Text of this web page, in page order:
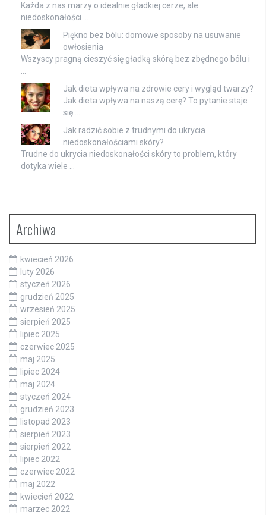
Każda z nas marzy o idealnie gładkiej cerze, ale
niedoskonałości …
Piękno bez bólu: domowe sposoby na usuwanie
owłosienia
Wszyscy pragną cieszyć się gładką skórą bez zbędnego bólu i
…
Jak dieta wpływa na zdrowie cery i wygląd twarzy?
Jak dieta wpływa na naszą cerę? To pytanie staje
się …
Jak radzić sobie z trudnymi do ukrycia
niedoskonałościami skóry?
Trudne do ukrycia niedoskonałości skóry to problem, który
dotyka wiele …
Archiwa
kwiecień 2026
luty 2026
styczeń 2026
grudzień 2025
wrzesień 2025
sierpień 2025
lipiec 2025
czerwiec 2025
maj 2025
lipiec 2024
maj 2024
styczeń 2024
grudzień 2023
listopad 2023
sierpień 2023
sierpień 2022
lipiec 2022
czerwiec 2022
maj 2022
kwiecień 2022
marzec 2022